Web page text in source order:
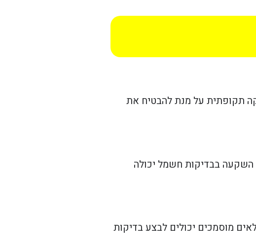
תקופתית על מנת להבטיח את
השקעה בבדיקות חשמל יכולה
מוסמכים יכולים לבצע בדיקות